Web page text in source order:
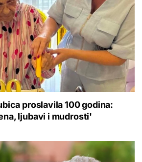
proslavila 100 godina:
ljubavi i mudrosti'